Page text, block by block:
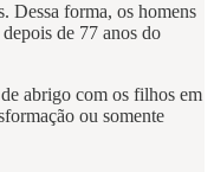
Dessa forma, os homens
de 77 anos do
abrigo com os filhos em
ou somente